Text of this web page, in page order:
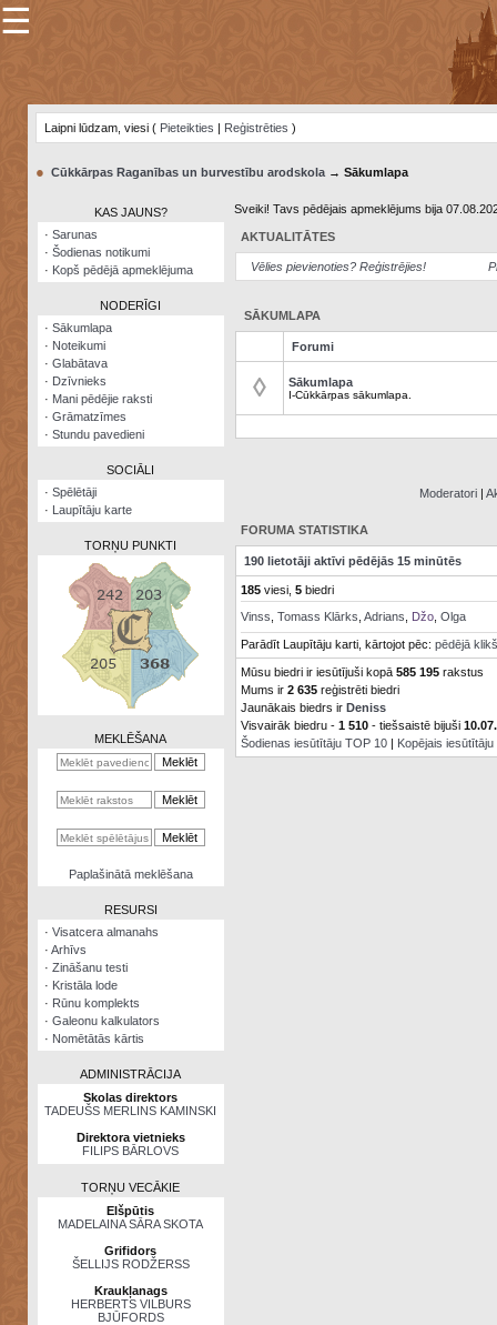
×
Šodienas
notikumi
Visatcera
almanahs
Arhīvs
Zināšanu
kalkulators
Nomētātās
☰
Laipni lūdzam, viesi ( Pieteikties | Reģistrēties )
● Cūkkārpas Raganības un burvestību arodskola→ Sākumlapa
KAS JAUNS?
· Sarunas
· Šodienas notikumi
· Kopš pēdējā apmeklējuma
NODERĪGI
· Sākumlapa
· Noteikumi
· Glabātava
· Dzīvnieks
· Mani pēdējie raksti
· Grāmatzīmes
· Stundu pavedieni
SOCIĀLI
· Spēlētāji
· Laupītāju karte
TORŅU PUNKTI
MEKLĒŠANA
Paplašinātā meklēšana
RESURSI
· Visatcera almanahs
· Arhīvs
· Zināšanu testi
· Kristāla lode
· Rūnu komplekts
· Galeonu kalkulators
· Nomētātās kārtis
ADMINISTRĀCIJA
Skolas direktors
TADEUŠS MERLINS KAMINSKI
Direktora vietnieks
FILIPS BĀRLOVS
TORŅU VECĀKIE
Elšpūtis
MADELAINA SĀRA SKOTA
Grifidors
ŠELLIJS RODŽERSS
Kraukļanags
HERBERTS VILBURS
BJŪFORDS
Sveiki! Tavs pēdējais apmeklējums bija
AKTUALITĀTES
Vēlies pievienoties? Reģistrējies!
SĀKUMLAPA
Forumi
◊ Sākumlapa
I-Cūkkārpas sākumlapa.
Moderatori |
FORUMA STATISTIKA
190 lietotāji aktīvi pēdējās 15 minūtēs
185viesi, 5biedri
Vinss Tomass Klārks Adrians Džo, Olga
Parādīt Laupītāju karti, kārtojot pēc: pēdējā
Mūsu biedri ir iesūtījuši kopā 585 195rakstus
Mums ir 2 635reģistrēti biedri
Jaunākais biedrs ir Deniss
Visvairāk biedru - 1 510- tiešsaistē bijuši
Šodienas iesūtītāju TOP 10| Kopējais iesūtītāju